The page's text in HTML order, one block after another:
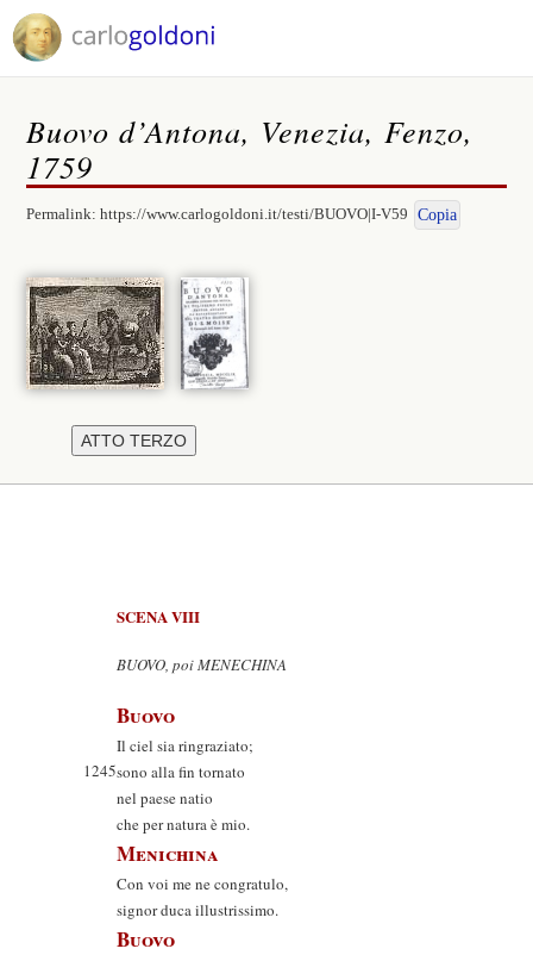
Buovo d’Antona, Venezia, Fenzo,
1759
Permalink:https://www.carlogoldoni.it/testi/BUOVO|I-V59 Copia
SCENA VIII
BUOVO, poi MENECHINA
Buovo
Il ciel sia ringraziato;
1245sono alla fin tornato
nel paese natio
che per natura è mio.
Menichina
Con voi me ne congratulo,
signor duca illustrissimo.
Buovo